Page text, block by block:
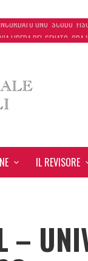
LIBERA DEL SENATO. ORA
UP CHE AUTOMATIZZA
IL REVISORE
–